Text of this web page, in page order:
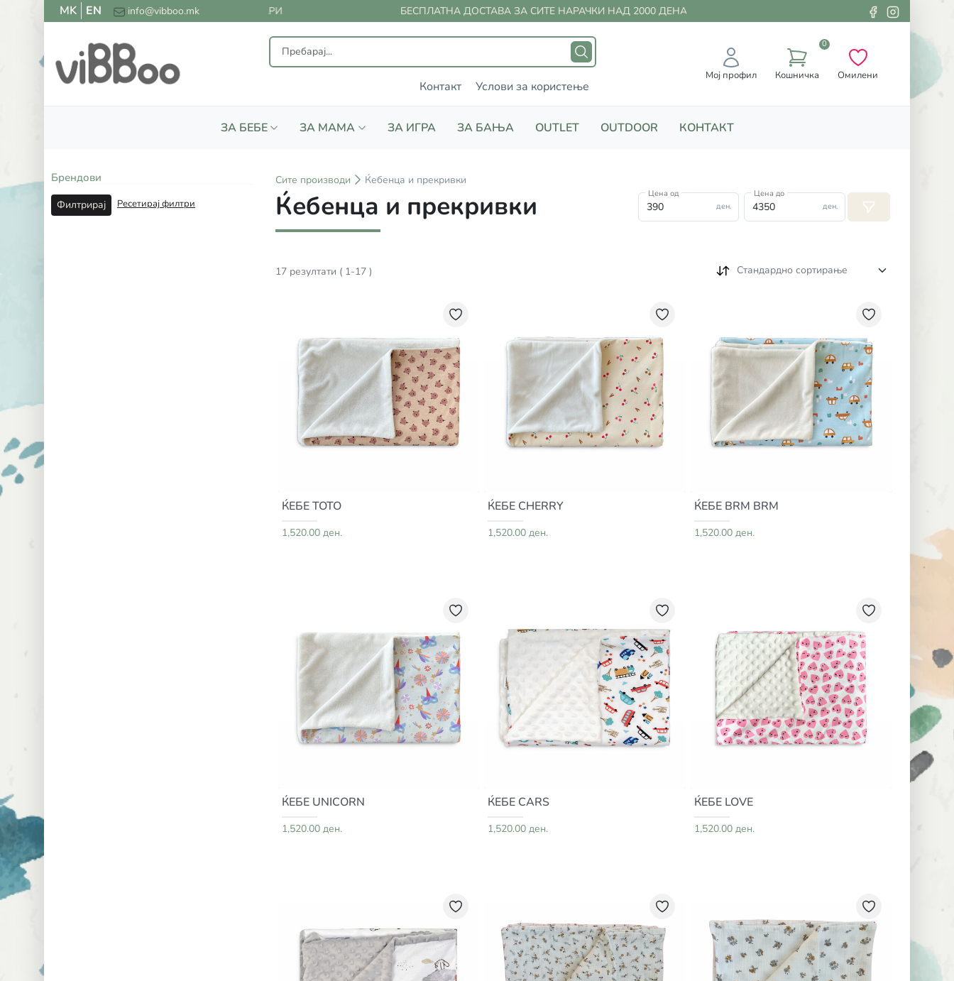
MK EN info@vibboo.mk
ДОСТАВА ЗА СИТЕ НАРАЧКИ НАД 2000 ДЕНАРИ БЕСПЛАТНА ДОСТАВА ЗА СИТЕ НАРАЧКИ НАД 2000 ДЕНАРИ
Контакт Услови за користење
Мој профил
0
Кошничка Омилени
ЗА БЕБЕ ЗА МАМА ЗА ИГРА ЗА БАЊА OUTLET OUTDOOR КОНТАКТ
Брендови
Филтрирај Ресетирај филтри
Сите производи Ќебенца и прекривки
Ќебенца и прекривки ден.
Цена од
ден.
Цена до
17 резултати ( 1-17 ) Стандардно сортирање
ЌЕБЕ TOTO
1,520.00 ден.
ЌЕБЕ CHERRY
1,520.00 ден.
ЌЕБЕ BRM BRM
1,520.00 ден.
ЌЕБЕ UNICORN
1,520.00 ден.
ЌЕБЕ CARS
1,520.00 ден.
ЌЕБЕ LOVE
1,520.00 ден.